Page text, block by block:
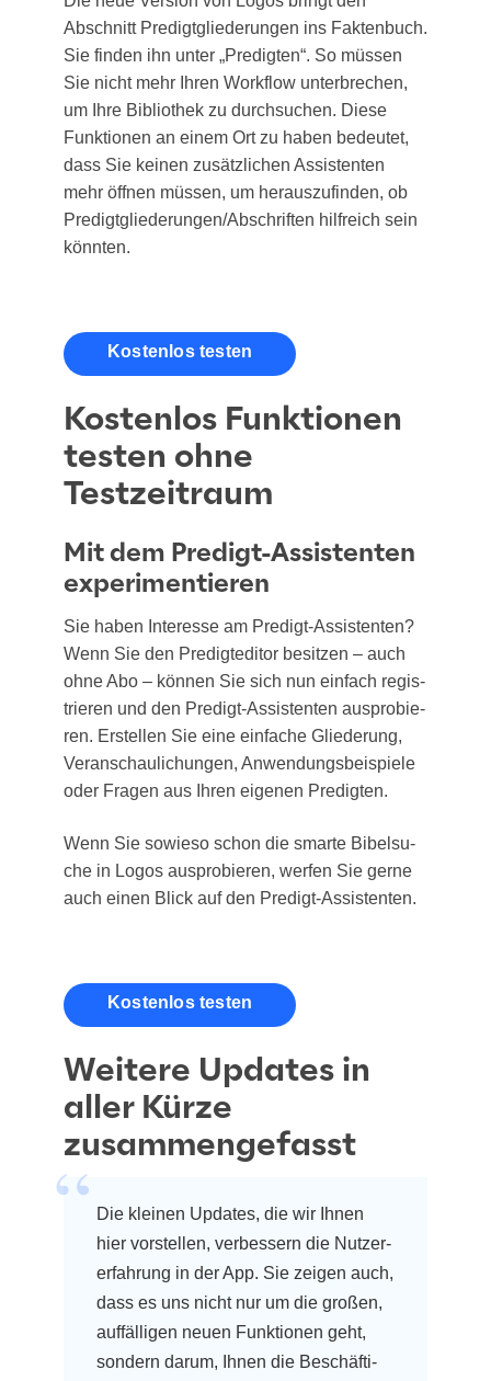
Abschnitt Pre­digt­glie­de­run­gen ins Fak­ten­buch.
Sie fin­den ihn unter „Pre­dig­ten“. So müs­sen
Sie nicht mehr Ihren Work­flow unter­bre­chen,
um Ihre Biblio­thek zu durch­su­chen. Die­se
Funk­tio­nen an einem Ort zu haben bedeu­tet,
dass Sie kei­nen zusätz­li­chen Assis­ten­ten
mehr öff­nen müs­sen, um her­aus­zu­fin­den, ob
Predigtgliederungen/​Abschriften hilf­reich sein
könnten.
kos­ten­los testen
Kostenlos Funktionen
testen ohne
Testzeitraum
Mit dem Predigt-Assistenten
experimentieren
Sie haben Inter­es­se am Pre­digt-Assis­ten­ten?
Wenn Sie den Pre­dig­tedi­tor besit­zen – auch
ohne Abo – kön­nen Sie sich nun ein­fach regis­
trie­ren und den Pre­digt-Assis­ten­ten aus­pro­bie­
ren. Erstel­len Sie eine ein­fa­che Glie­de­rung,
Ver­an­schau­li­chun­gen, Anwen­dungs­bei­spie­le
oder Fra­gen aus Ihren eige­nen Predigten.
Wenn Sie sowie­so schon die smar­te Bibel­su­
che in Logos aus­pro­bie­ren, wer­fen Sie ger­ne
auch einen Blick auf den Predigt-Assistenten.
kos­ten­los testen
Weitere Updates in
aller Kürze
zusammengefasst
Die klei­nen Updates, die wir Ihnen
hier vor­stel­len, ver­bes­sern die Nut­zer­
er­fah­rung in der App. Sie zei­gen auch,
dass es uns nicht nur um die gro­ßen,
auf­fäl­li­gen neu­en Funk­tio­nen geht,
son­dern dar­um, Ihnen die Beschäf­ti­